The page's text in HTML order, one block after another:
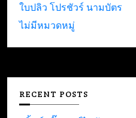
ใบปลิว โปรชัวร์ นามบัตร
ไม่มีหมวดหมู่
RECENT POSTS